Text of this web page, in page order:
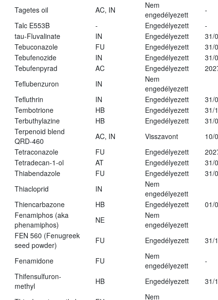
Tagetes oil
AC, IN
Nem
engedélyezett
-
Talc E553B
- Engedélyezett
-
tau-Fluvalinate
IN Engedélyezett
31/
Tebuconazole
FU Engedélyezett
31/
Tebufenozide
IN Engedélyezett
31/
Tebufenpyrad
AC Engedélyezett
Teflubenzuron
IN
Nem
engedélyezett
Tefluthrin
IN Engedélyezett
31/
Tembotrione
HB Engedélyezett
31/
Terbuthylazine
HB Engedélyezett
31/
Terpenoid blend
QRD-460
AC, IN Visszavont
10/
Tetraconazole
FU Engedélyezett
Tetradecan-1-ol
AT Engedélyezett
31/
Thiabendazole
FU Engedélyezett
31/
Thiacloprid
IN
Nem
engedélyezett
Thiencarbazone
HB Engedélyezett
01/
Fenamiphos (aka
phenamiphos)
NE
Nem
engedélyezett
FEN 560 (Fenugreek
seed powder)
FU Engedélyezett 31/
Fenamidone FU
Nem
engedélyezett
-
Thifensulfuron-
methyl
HB Engedélyezett 31/
Nem